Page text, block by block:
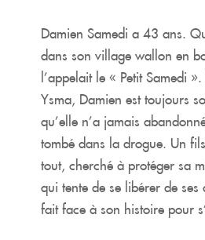
Damien Samedi a 43 ans.
dans son village wallon en
l’appelait le « Petit Samedi
Ysma, Damien est toujours
qu’elle n’a jamais
tombé dans la drogue. Un
tout, cherché à protéger sa
qui tente de se libérer de
fait face à son histoire pour